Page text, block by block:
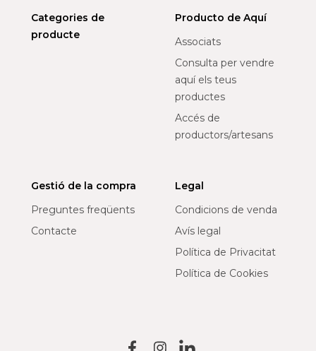
Categories de
producte
Producto de Aquí
Associats
Consulta per vendre
aquí els teus
productes
Accés de
productors/artesans
Gestió de la compra
Preguntes freqüents
Contacte
Legal
Condicions de venda
Avís legal
Política de Privacitat
Política de Cookies